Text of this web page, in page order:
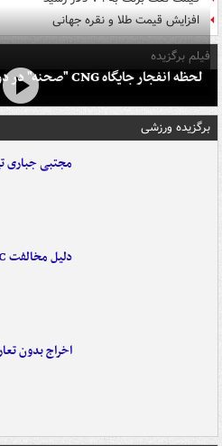
افزایش قیمت طلا و نقره جهانی
فیلم برگزیده
لحظه انفجار جایگاه CNG "صحنه" در دوربین مداربسته
برگزیده ورزشی
مجتبی جباری
دلیل مخالفت AFC با میزبانی آبی‌ها در عراق
اخراج بدون